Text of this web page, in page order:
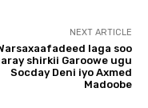
NEXT ARTICLE
laga soo
shirkii Garoowe ugu
Socday Deni iyo Axmed
Madoobe